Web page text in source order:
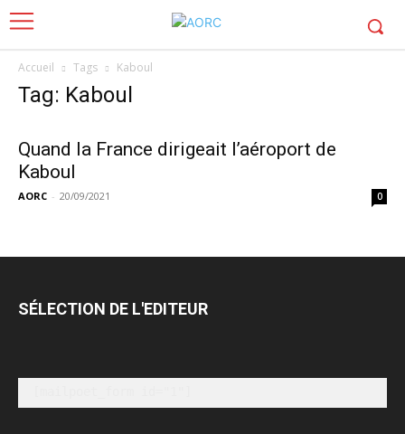
Accueil Tags Kaboul
Tag: Kaboul
Quand la France dirigeait l’aéroport de
Kaboul
AORC - 20/09/2021 0
SÉLECTION DE L'EDITEUR